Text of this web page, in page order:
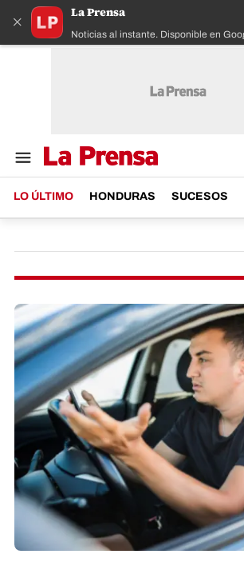
×
La Prensa
Noticias al instante. Disponible en
LO ÚLTIMO HONDURAS SUCESOS